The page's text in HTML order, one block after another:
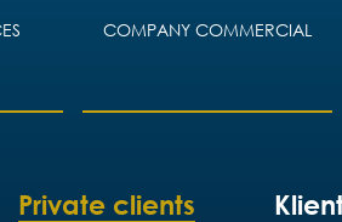
COMPANY COMMERCIAL
Private clients